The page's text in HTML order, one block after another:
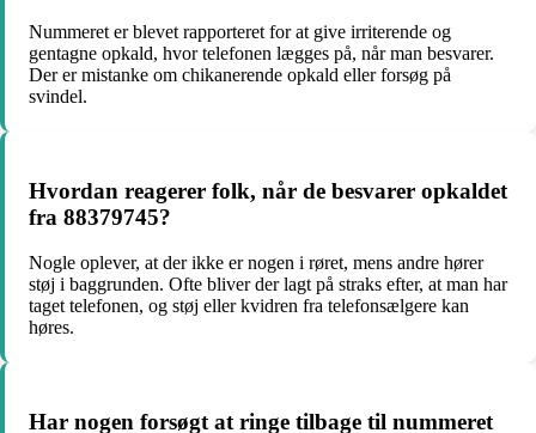
Nummeret er blevet rapporteret for at give irriterende og
gentagne opkald, hvor telefonen lægges på, når man besvarer.
Der er mistanke om chikanerende opkald eller forsøg på
svindel.
Hvordan reagerer folk, når de besvarer opkaldet
fra 88379745?
Nogle oplever, at der ikke er nogen i røret, mens andre hører
støj i baggrunden. Ofte bliver der lagt på straks efter, at man har
taget telefonen, og støj eller kvidren fra telefonsælgere kan
høres.
Har nogen forsøgt at ringe tilbage til nummeret